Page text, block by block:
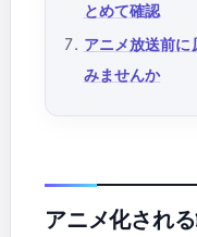
とめて確認
アニメ放送前に
みませんか
アニメ化され